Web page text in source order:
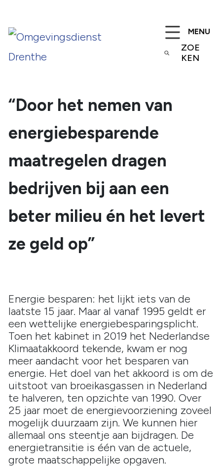
MENU
ZOE
KEN
“Door het nemen van
energiebesparende
maatregelen dragen
bedrijven bij aan een
beter milieu én het levert
ze geld op”
Energie besparen: het lijkt iets van de
laatste 15 jaar. Maar al vanaf 1995 geldt er
een wettelijke energiebesparingsplicht.
Toen het kabinet in 2019 het Nederlandse
Klimaatakkoord tekende, kwam er nog
meer aandacht voor het besparen van
energie. Het doel van het akkoord is om de
uitstoot van broeikasgassen in Nederland
te halveren, ten opzichte van 1990. Over
25 jaar moet de energievoorziening zoveel
mogelijk duurzaam zijn. We kunnen hier
allemaal ons steentje aan bijdragen. De
energietransitie is één van de actuele,
grote maatschappelijke opgaven.